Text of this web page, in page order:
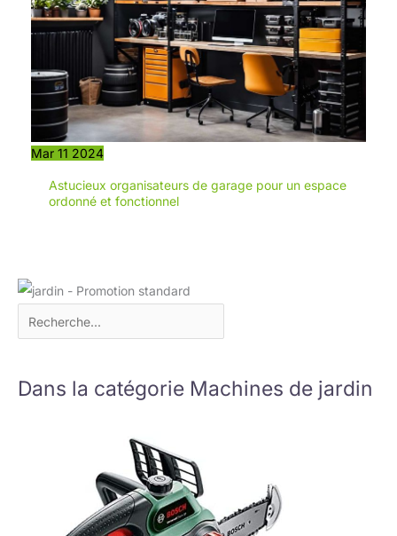
Mar 11 2024
Astucieux organisateurs de garage pour un espace
ordonné et fonctionnel
Dans la catégorie Machines de jardin